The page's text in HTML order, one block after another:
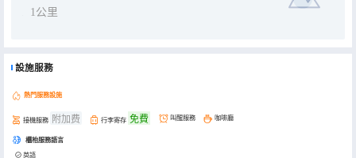
1公里
設施服務
熱門服務設施
接機服務 附加费 行李寄存 免費 叫醒服務 咖啡廳
櫃枱服務語言
英語